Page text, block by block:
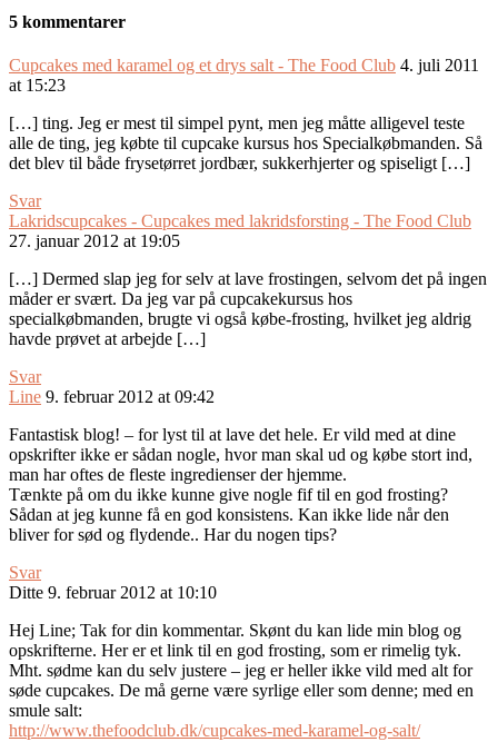
5 kommentarer
Cupcakes med karamel og et drys salt - The Food Club 4. juli 2011
at 15:23
[…] ting. Jeg er mest til simpel pynt, men jeg måtte alligevel teste
alle de ting, jeg købte til cupcake kursus hos Specialkøbmanden. Så
det blev til både frysetørret jordbær, sukkerhjerter og spiseligt […]
Svar
Lakridscupcakes - Cupcakes med lakridsforsting - The Food Club
27. januar 2012 at 19:05
[…] Dermed slap jeg for selv at lave frostingen, selvom det på ingen
måder er svært. Da jeg var på cupcakekursus hos
specialkøbmanden, brugte vi også købe-frosting, hvilket jeg aldrig
havde prøvet at arbejde […]
Svar
Line 9. februar 2012 at 09:42
Fantastisk blog! – for lyst til at lave det hele. Er vild med at dine
opskrifter ikke er sådan nogle, hvor man skal ud og købe stort ind,
man har oftes de fleste ingredienser der hjemme.
Tænkte på om du ikke kunne give nogle fif til en god frosting?
Sådan at jeg kunne få en god konsistens. Kan ikke lide når den
bliver for sød og flydende.. Har du nogen tips?
Svar
Ditte 9. februar 2012 at 10:10
Hej Line; Tak for din kommentar. Skønt du kan lide min blog og
opskrifterne. Her er et link til en god frosting, som er rimelig tyk.
Mht. sødme kan du selv justere – jeg er heller ikke vild med alt for
søde cupcakes. De må gerne være syrlige eller som denne; med en
smule salt:
http://www.thefoodclub.dk/cupcakes-med-karamel-og-salt/